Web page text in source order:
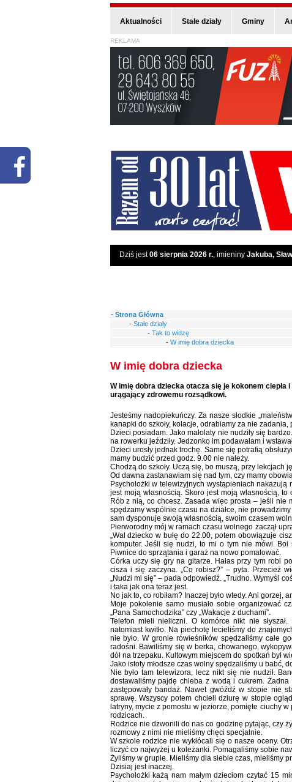
Aktualności Stałe działy Gminy
REKLAMA
Dziś jest06 sierpnia 2026 r., imieniny Jakuba,
- Strona Główna
- Stałe działy
- Tak to widzę
- W imię dobra dziecka
W imię dobra dziecka
W imię dobra dziecka otacza się je kokonem
urągający zdrowemu rozsądkowi.
Jesteśmy nadopiekuńczy. Za nasze słodkie
kanapki do szkoły, kolacje, odrabiamy za nie
Dzieci posiadam. Jako małolaty nie nudziły się
na rowerku jeździły. Jedzonko im podawałam i
Dzieci urosły jednak trochę. Same się potrafią
mamy budzić przed godz. 9.00 nie należy.
Chodzą do szkoły. Uczą się, bo muszą, przy
Od dawna zastanawiam się nad tym, czy mamy
Psycholożki w telewizyjnych wystąpieniach
jest moją własnością. Skoro jest moją własnością,
Rób z nią, co chcesz. Zasada więc prosta – jeśli
spędzamy wspólnie czasu na działce, nie
sam dysponuje swoją własnością, swoim czasem
Pierworodny mój w ramach czasu wolnego zaczął
„Wal dziecko w bułę do 22.00, potem obowiązuje
komputer. Jeśli się nudzi, to mi o tym nie mówi.
Piwnice do sprzątania i garaż na nowo pomalować.
Córka uczy się gry na gitarze. Hałas przy tym robi
cisza i się zaczyna. „Co robisz?” – pyta. Przecież
„Nudzi mi się” – pada odpowiedź. „Trudno. Wymyśl
i taka jak ona teraz jest.
No jak to, co robiłam? Inaczej było wtedy. Ani gorzej,
Moje pokolenie samo musiało sobie organizować
„Pana Samochodzika” czy „Wakacje z duchami”.
Telefon mieli nieliczni. O komórce nikt nie
natomiast kwitło. Na piechotę lecieliśmy do
nie było. W gronie rówieśników spędzaliśmy całe
radośni. Bawiliśmy się w berka, chowanego,
dół na trzepaku. Kultowym miejscem do spotkań był
Jako istoty młodsze czas wolny spędzaliśmy u babć,
Nie było tam telewizora, lecz nikt się nie nudził.
dostawaliśmy pajdę chleba z wodą i cukrem.
zastępowały bandaż. Nawet gwóźdź w stopie nie
sprawę. Wszyscy potem chcieli dziurę w stopie
latryny, mycie z pomostu w jeziorze, pomięte ciuchy
rodzicach.
Rodzice nie dzwonili do nas co godzinę pytając, czy
rozmowy z nimi nie mieliśmy chęci specjalnie.
W szkole rodzice nie wykłócali się o nasze oceny.
liczyć co najwyżej u koleżanki. Pomagaliśmy sobie
Żyliśmy w grupie. Mieliśmy dla siebie czas, mieliśmy
Dzisiaj jest inaczej.
Psycholożki każą nam małym dzieciom czytać 15